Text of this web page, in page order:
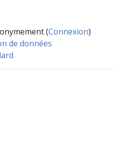
(Connexion)
de données